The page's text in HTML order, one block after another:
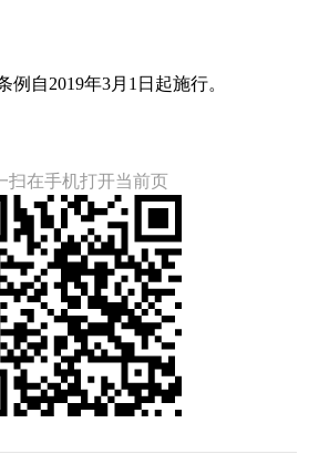
自2019年3月1日起施行。
扫在手机打开当前页